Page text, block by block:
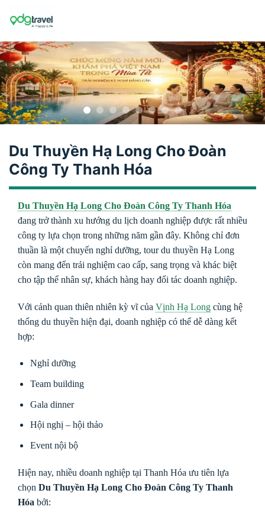
Du Thuyền Hạ Long Cho Đoàn
Công Ty Thanh Hóa
Du Thuyền Hạ Long Cho Đoàn Công Ty Thanh Hóa
đang trở thành xu hướng du lịch doanh nghiệp được rất nhiều
công ty lựa chọn trong những năm gần đây. Không chỉ đơn
thuần là một chuyến nghỉ dưỡng, tour du thuyền Hạ Long
còn mang đến trải nghiệm cao cấp, sang trọng và khác biệt
cho tập thể nhân sự, khách hàng hay đối tác doanh nghiệp.
Với cảnh quan thiên nhiên kỳ vĩ của Vịnh Hạ Long cùng hệ
thống du thuyền hiện đại, doanh nghiệp có thể dễ dàng kết
hợp:
Nghỉ dưỡng
Team building
Gala dinner
Hội nghị – hội thảo
Event nội bộ
Hiện nay, nhiều doanh nghiệp tại Thanh Hóa ưu tiên lựa
chọn Du Thuyền Hạ Long Cho Đoàn Công Ty Thanh
Hóa bởi: